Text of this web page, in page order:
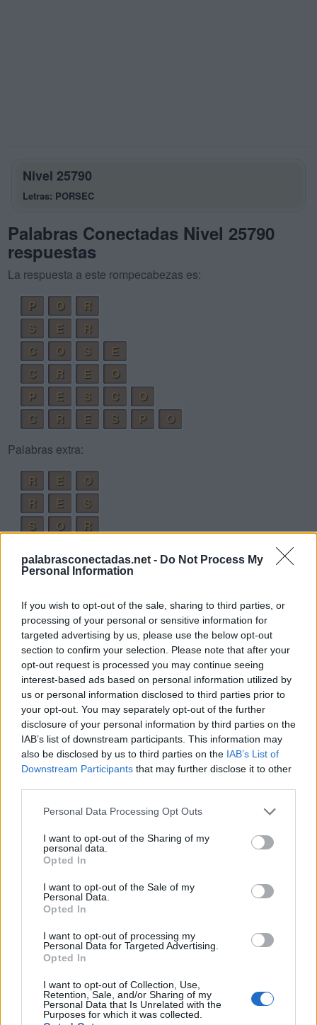
palabrasconectadas.net - Do Not Process My
Personal Information
If you wish to opt-out of the sale, sharing to third parties, or
processing of your personal or sensitive information for
targeted advertising by us, please use the below opt-out
section to confirm your selection. Please note that after your
opt-out request is processed you may continue seeing
interest-based ads based on personal information utilized by
us or personal information disclosed to third parties prior to
your opt-out. You may separately opt-out of the further
disclosure of your personal information by third parties on the
IAB’s list of downstream participants. This information may
also be disclosed by us to third parties on the IAB’s List of
Downstream Participants that may further disclose it to other
Personal Data Processing Opt Outs
I want to opt-out of the Sharing of my
personal data.
Opted In
I want to opt-out of the Sale of my
Personal Data.
Opted In
I want to opt-out of processing my
Personal Data for Targeted Advertising.
Opted In
I want to opt-out of Collection, Use,
Retention, Sale, and/or Sharing of my
Personal Data that Is Unrelated with the
Purposes for which it was collected.
Nivel 25790
Letras: PORSEC
Palabras Conectadas Nivel 25790
respuestas
La respuesta a este rompecabezas es:
P
O
R
S
E
R
C
O S
E
C
R E
O
P
E S C
O
C
R E S P
O
Palabras extra:
R
E
O
R
E
S
S
O
R
C
E P
O
P
E O
R
P
E S
O
C
O S E
R
P
R
O
R
O
E
E
R
O
E
S
O
E
C
O
S
E
E R
O
E C
O C
E
O S
O P
E
O S
E
R C
E